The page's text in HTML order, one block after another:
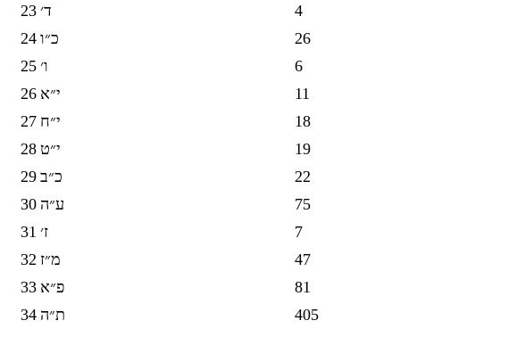
23 ד׳
4
24 כ״ו
26
25 ו׳
6
26 י״א
11
27 י״ח
18
28 י״ט
19
29 כ״ב
22
30 ע״ה
75
31 ז׳
7
32 מ״ז
47
33 פ״א
81
34 ת״ה
405